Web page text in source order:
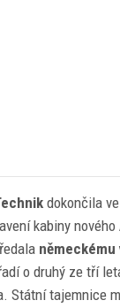
dokončila
kabiny nového
německému
o druhý ze tří
Státní tajemnice